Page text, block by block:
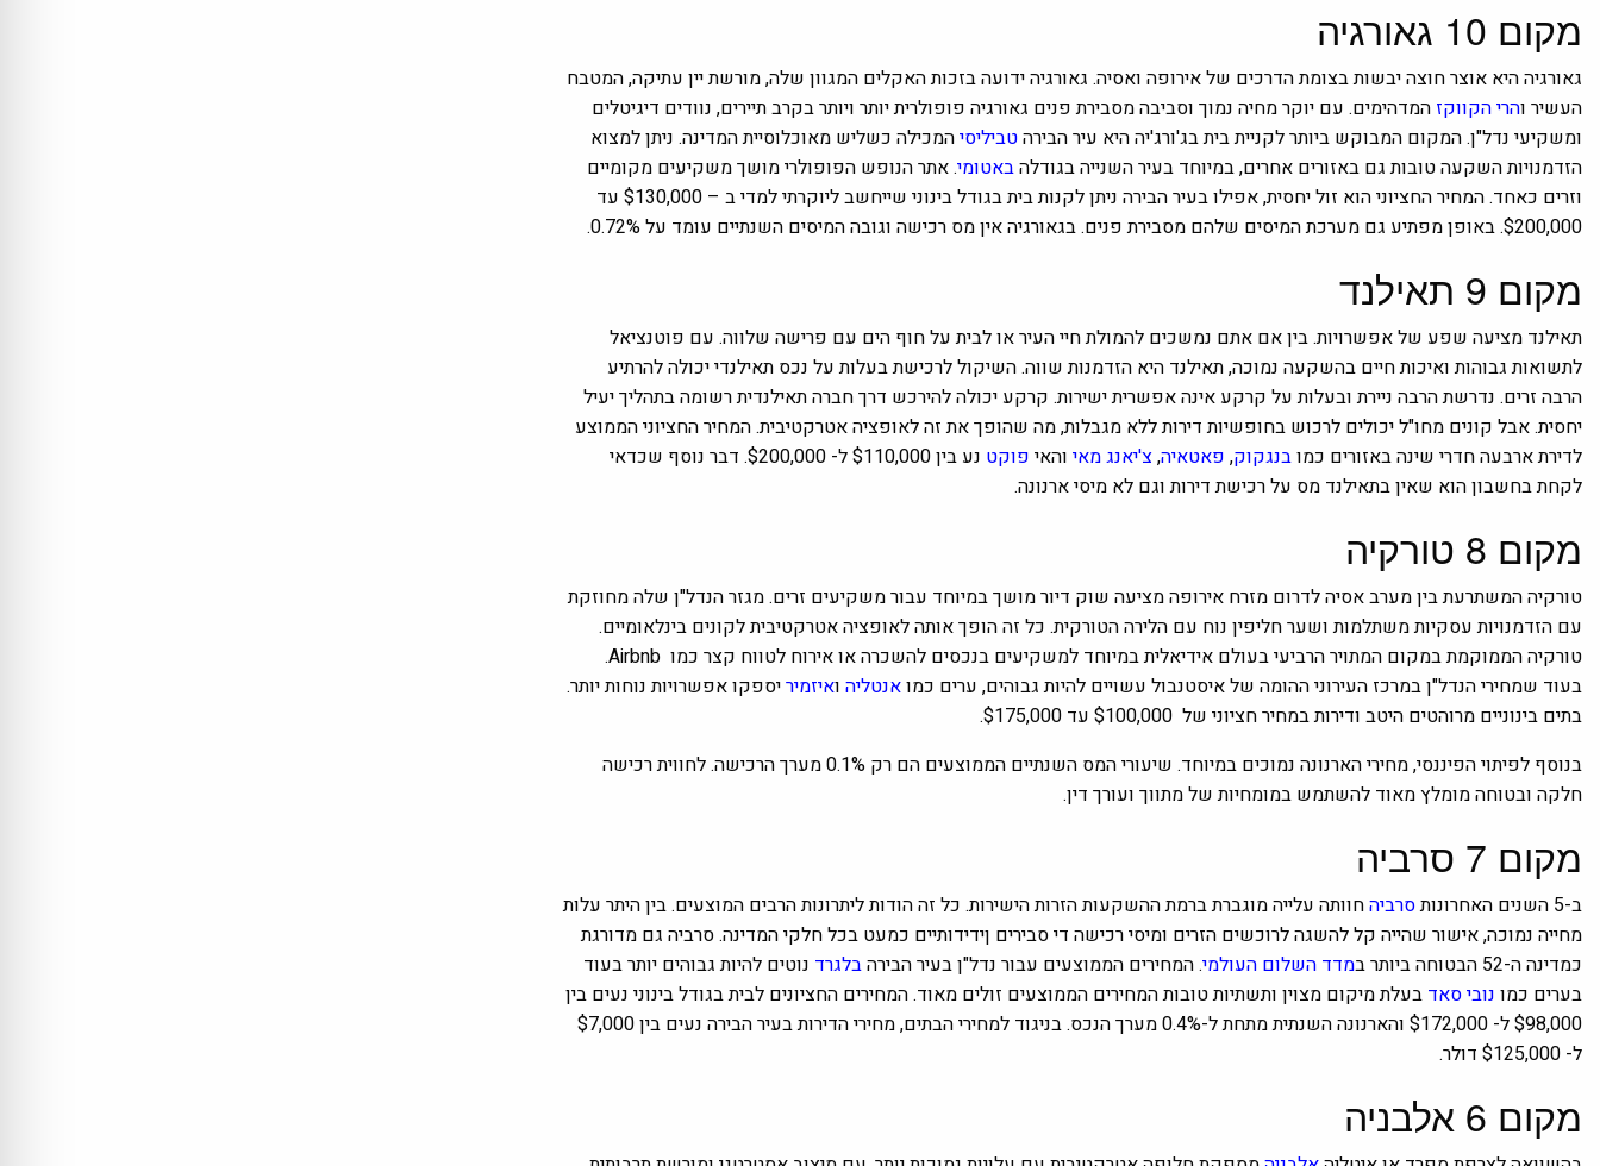
מקום 10 גאורגיה
גאורגיה היא אוצר חוצה יבשות בצומת הדרכים של אירופה ואסיה. גאורגיה ידועה בזכות האקלים המגוון שלה, מורשת יין עתיקה, המטבח
העשיר והרי הקווקז המדהימים. עם יוקר מחיה נמוך וסביבה מסבירת פנים גאורגיה פופולרית יותר ויותר בקרב תיירים, נוודים דיגיטלים
ומשקיעי נדל"ן. המקום המבוקש ביותר לקניית בית בג'ורג'יה היא עיר הבירהטביליסיהמכילה כשליש מאוכלוסיית המדינה. ניתן למצוא
הזדמנויות השקעה טובות גם באזורים אחרים, במיוחד בעיר השנייה בגודלהבאטומי. אתר הנופש הפופולרי מושך משקיעים מקומיים
וזרים כאחד. המחיר החציוני הוא זול יחסית, אפילו בעיר הבירה ניתן לקנות בית בגודל בינוני שייחשב ליוקרתי למדי ב – $130,000 עד
$200,000. באופן מפתיע גם מערכת המיסים שלהם מסבירת פנים. בגאורגיה אין מס רכישה וגובה המיסים השנתיים עומד על 0.72%.
מקום 9 תאילנד
תאילנד מציעה שפע של אפשרויות. בין אם אתם נמשכים להמולת חיי העיר או לבית על חוף הים עם פרישה שלווה. עם פוטנציאל
לתשואות גבוהות ואיכות חיים בהשקעה נמוכה, תאילנד היא הזדמנות שווה. השיקול לרכישת בעלות על נכס תאילנדי יכולה להרתיע
הרבה זרים. נדרשת הרבה ניירת ובעלות על קרקע אינה אפשרית ישירות. קרקע יכולה להירכש דרך חברה תאילנדית רשומה בתהליך יעיל
יחסית. אבל קונים מחו"ל יכולים לרכוש בחופשיות דירות ללא מגבלות, מה שהופך את זה לאופציה אטרקטיבית. המחיר החציוני הממוצע
לדירת ארבעה חדרי שינה באזורים כמובנגקוק, פאטאיה,צ'יאנג מאי והאי פוקט
נע בין $110,000 ל- $200,000. דבר נוסף שכדאי
לקחת בחשבון הוא שאין בתאילנד מס על רכישת דירות וגם לא מיסי ארנונה.
מקום 8 טורקיה
טורקיה המשתרעת בין מערב אסיה לדרום מזרח אירופה מציעה שוק דיור מושך במיוחד עבור משקיעים זרים. מגזר הנדל"ן שלה מחוזקת
עם הזדמנויות עסקיות משתלמות ושער חליפין נוח עם הלירה הטורקית. כל זה הופך אותה לאופציה אטרקטיבית לקונים בינלאומיים.
טורקיה הממוקמת במקום המתויר הרביעי בעולם אידיאלית במיוחד למשקיעים בנכסים להשכרה או אירוח לטווח קצר כמו Airbnb.
בעוד שמחירי הנדל"ן במרכז העירוני ההומה של איסטנבול עשויים להיות גבוהים, ערים כמואנטליה ואיזמיריספקו אפשרויות נוחות יותר.
בתים בינוניים מרוהטים היטב ודירות במחיר חציוני של $100,000 עד $175,000.
בנוסף לפיתוי הפיננסי, מחירי הארנונה נמוכים במיוחד. שיעורי המס השנתיים הממוצעים הם רק 0.1% מערך הרכישה. לחווית רכישה
חלקה ובטוחה מומלץ מאוד להשתמש במומחיות של מתווך ועורך דין.
מקום 7 סרביה
ב-5 השנים האחרונות סרביהחוותה עלייה מוגברת ברמת ההשקעות הזרות הישירות. כל זה הודות ליתרונות הרבים המוצעים. בין היתר עלות
מחייה נמוכה, אישור שהייה קל להשגה לרוכשים הזרים ומיסי רכישה די סבירים ןידידותיים כמעט בכל חלקי המדינה. סרביה גם מדורגת
כמדינה ה-52 הבטוחה ביותר ב
מדד השלום העולמי. המחירים הממוצעים עבור נדל"ן בעיר הבירהבלגרד נוטים להיות גבוהים יותר בעוד
בערים כמו נובי סאד בעלת מיקום מצוין ותשתיות טובות המחירים הממוצעים זולים מאוד. המחירים החציונים לבית בגודל בינוני נעים בין
$98,000 ל- $172,000
ל- $125,000 דולר.
מקום 6 אלבניה